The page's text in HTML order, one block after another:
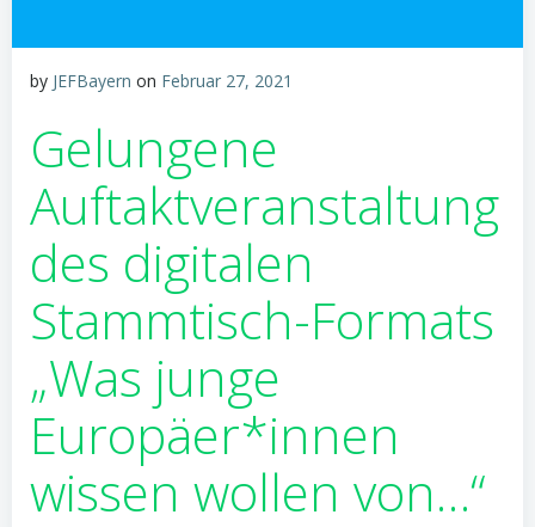
by JEFBayern on Februar 27, 2021
Gelungene
Auftaktveranstaltung
des digitalen
Stammtisch-Formats
„Was junge
Europäer*innen
wissen wollen von…“